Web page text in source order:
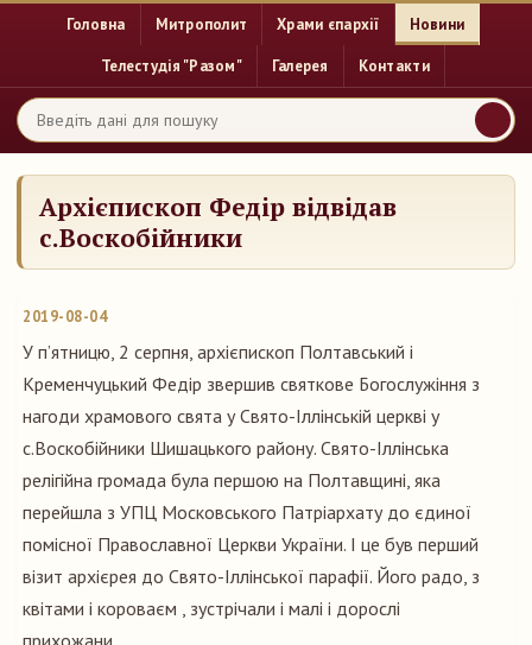
Головна Митрополит Храми єпархії Новини
Телестудія "Разом" Галерея Контакти
Архієпископ Федір відвідав
с.Воскобійники
2019-08-04
У п’ятницю, 2 серпня, архієпископ Полтавський і
Кременчуцький Федір звершив святкове Богослужіння з
нагоди храмового свята у Свято-Іллінській церкві у
с.Воскобійники Шишацького району. Свято-Іллінська
релігійна громада була першою на Полтавщині, яка
перейшла з УПЦ Московського Патріархату до єдиної
помісної Православної Церкви України. І це був перший
візит архієрея до Свято-Іллінської парафії. Його радо, з
квітами і короваєм , зустрічали і малі і дорослі
прихожани.